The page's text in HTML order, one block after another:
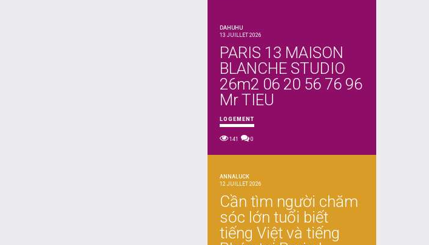
DAHUHU
13 JUILLET 2026
PARIS 13 MAISON
BLANCHE STUDIO
26m2 06 20 56 76 96
Mr TIEU
LOGEMENT
141 0
ANNALUCK
12 JUILLET 2026
Cần tìm người chăm
sóc lớn tuổi biết
tiếng Việt và tiếng